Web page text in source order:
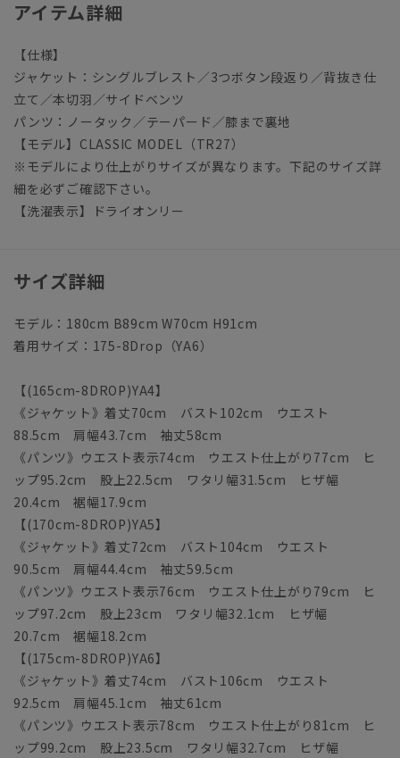
アイテム詳細
【仕様】
ジャケット：シングルブレスト／3つボタン段返り／背抜き仕
立て／本切羽／サイドベンツ
パンツ：ノータック／テーパード／膝まで裏地
【モデル】CLASSIC MODEL（TR27）
※モデルにより仕上がりサイズが異なります。下記のサイズ詳
細を必ずご確認下さい。
【洗濯表示】ドライオンリー
サイズ詳細
モデル：180cm B89cm W70cm H91cm
着用サイズ：175-8Drop（YA6）
【(165cm-8DROP)YA4】
《ジャケット》着丈70cm バスト102cm ウエスト
88.5cm 肩幅43.7cm 袖丈58cm
《パンツ》ウエスト表示74cm ウエスト仕上がり77cm ヒ
ップ95.2cm 股上22.5cm ワタリ幅31.5cm ヒザ幅
20.4cm 裾幅17.9cm
【(170cm-8DROP)YA5】
《ジャケット》着丈72cm バスト104cm ウエスト
90.5cm 肩幅44.4cm 袖丈59.5cm
《パンツ》ウエスト表示76cm ウエスト仕上がり79cm ヒ
ップ97.2cm 股上23cm ワタリ幅32.1cm ヒザ幅
20.7cm 裾幅18.2cm
【(175cm-8DROP)YA6】
《ジャケット》着丈74cm バスト106cm ウエスト
92.5cm 肩幅45.1cm 袖丈61cm
《パンツ》ウエスト表示78cm ウエスト仕上がり81cm ヒ
ップ99.2cm 股上23.5cm ワタリ幅32.7cm ヒザ幅